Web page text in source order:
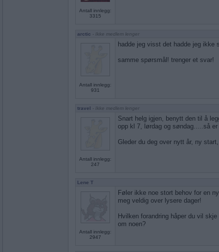
Antall innlegg:
3315
arctic - Ikke medlem lenger
Antall innlegg:
931
hadde jeg visst det hadde jeg ikke
samme spørsmål! trenger et svar!
travel - Ikke medlem lenger
Antall innlegg:
247
Snart helg igjen, benytt den til å
opp kl 7, lørdag og søndag.....så
Gleder du deg over nytt år, ny
Lene T
Antall innlegg:
2947
Føler ikke noe stort behov for en
meg veldig over lysere dager!
Hvilken forandring håper du vil
om noen?